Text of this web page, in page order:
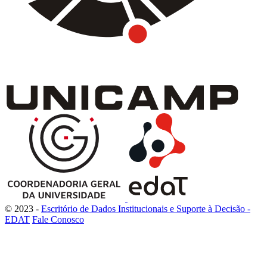
© 2023 - Escritório de Dados Institucionais e Suporte à Decisão -
EDAT Fale Conosco